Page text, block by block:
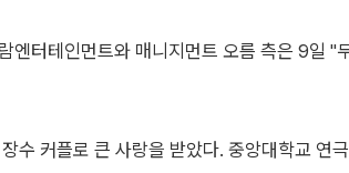
엔터테인먼트와 매니지먼트 오름 측은 9일 "
수 커플로 큰 사랑을 받았다. 중앙대학교 연